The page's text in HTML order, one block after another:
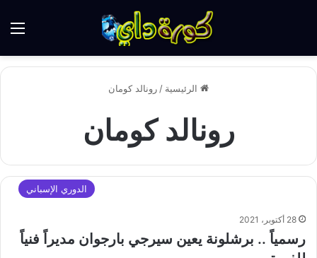
الرئيسية / رونالد كومان
رونالد كومان
الدوري الإسباني
28 أكتوبر، 2021
رسمياً .. برشلونة يعين سيرجي بارجوان مديراً فنياً